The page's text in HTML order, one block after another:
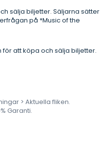
sälja biljetter. Säljarna sätter
på *Music of the
att köpa och sälja biljetter.
> Aktuella fliken.
Garanti.